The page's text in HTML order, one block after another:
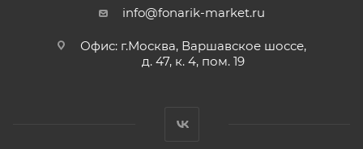
info@fonarik-market.ru
Офис: г.Москва, Варшавское шоссе,
д. 47, к. 4, пом. 19